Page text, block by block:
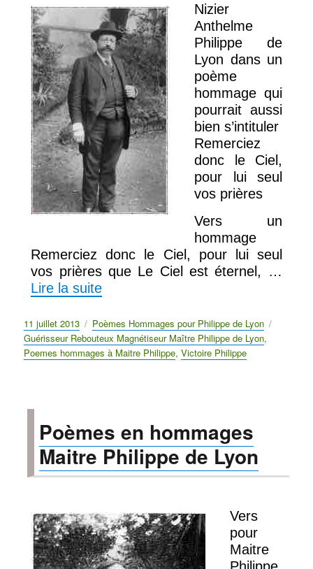
Nizier
Anthelme
Philippe de
Lyon dans un
poème
hommage qui
pourrait aussi
bien s’intituler
Remerciez
donc le Ciel,
pour lui seul
vos prières
Vers un
hommage
Remerciez donc le Ciel, pour lui seul
vos prières que Le Ciel est éternel, …
Lire la suite
Publié
le
11 juillet 2013 Catégories
Poèmes Hommages pour Philippe de Lyon
Guérisseur Rebouteux Magnétiseur Maître Philippe de Lyon,
Poemes hommages à Maitre Philippe,Victoire Philippe
Poèmes en hommages
Maitre Philippe de Lyon
Vers
pour
Maitre
Philippe